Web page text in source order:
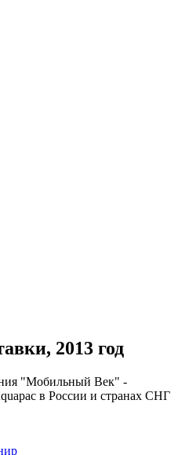
2013 год
"Мобильный Век" -
в России и странах СНГ